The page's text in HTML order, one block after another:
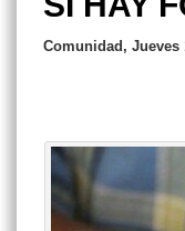
Comunidad, Jueves